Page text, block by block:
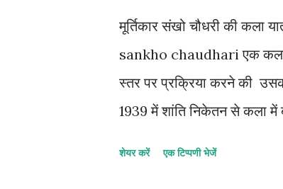
प्रभाववाद 8- सुरीलवाद को
मूर्तिकार संखो चौधरी की
sankho chaudhari एक
स्तर पर प्रक्रिया करने की
1939 में शांति निकेतन से कला में
शेयर करें एक टिप्पणी भेजें